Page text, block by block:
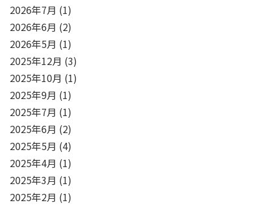
2026年7月 (1)
2026年6月 (2)
2026年5月 (1)
2025年12月 (3)
2025年10月 (1)
2025年9月 (1)
2025年7月 (1)
2025年6月 (2)
2025年5月 (4)
2025年4月 (1)
2025年3月 (1)
2025年2月 (1)